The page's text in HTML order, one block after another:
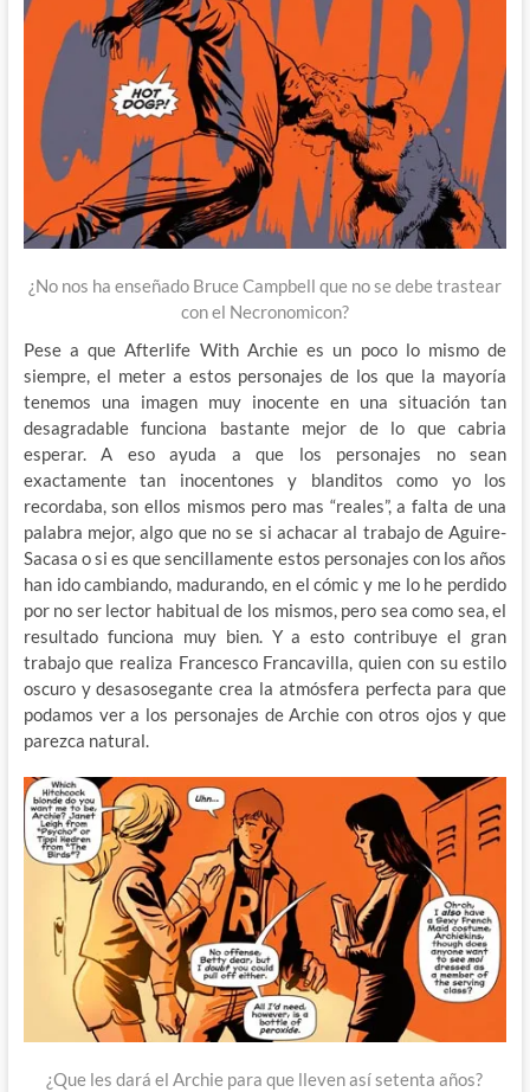
¿No nos ha enseñado Bruce Campbell que no se debe trastear
con el Necronomicon?
Pese a que Afterlife With Archie es un poco lo mismo de
siempre, el meter a estos personajes de los que la mayoría
tenemos una imagen muy inocente en una situación tan
desagradable funciona bastante mejor de lo que cabria
esperar. A eso ayuda a que los personajes no sean
exactamente tan inocentones y blanditos como yo los
recordaba, son ellos mismos pero mas “reales”, a falta de una
palabra mejor, algo que no se si achacar al trabajo de Aguire-
Sacasa o si es que sencillamente estos personajes con los años
han ido cambiando, madurando, en el cómic y me lo he perdido
por no ser lector habitual de los mismos, pero sea como sea, el
resultado funciona muy bien. Y a esto contribuye el gran
trabajo que realiza Francesco Francavilla, quien con su estilo
oscuro y desasosegante crea la atmósfera perfecta para que
podamos ver a los personajes de Archie con otros ojos y que
parezca natural.
¿Que les dará el Archie para que lleven así setenta años?